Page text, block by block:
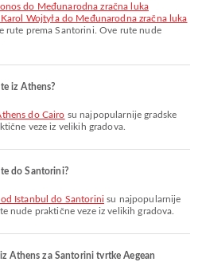
do Međunarodna zračna luka
Wojtyła do Međunarodna zračna luka
rute prema Santorini. Ove rute nude
iz Athens?
do Cairo su najpopularnije gradske
veze iz velikih gradova.
do Santorini?
od Istanbul do Santorini su najpopularnije
nude praktične veze iz velikih gradova.
Athens za Santorini tvrtke Aegean